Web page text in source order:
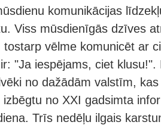
komunikācijas
Viss mūsdienīgās dzīves
tostarp vēlme komunicēt ar
"Ja iespējams, ciet klusu!".
no dažādām valstīm,
izbēgtu no XXI gadsimta
Trīs nedēļu ilgais